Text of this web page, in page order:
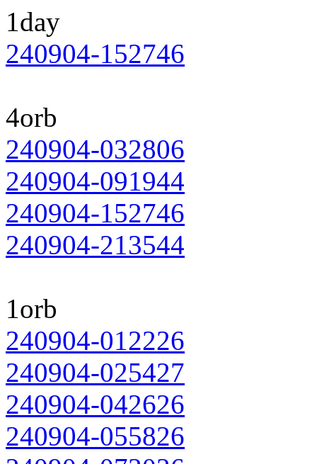
1day
240904-152746
4orb
240904-032806
240904-091944
240904-152746
240904-213544
1orb
240904-012226
240904-025427
240904-042626
240904-055826